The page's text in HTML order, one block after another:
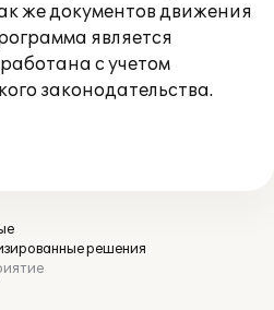
же документов движения
является
с учетом
законодательства.
решения